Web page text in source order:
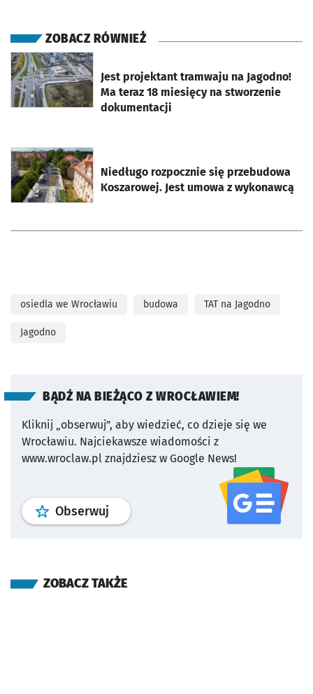
ZOBACZ RÓWNIEŻ
Jest projektant tramwaju na Jagodno!
Ma teraz 18 miesięcy na stworzenie
dokumentacji
otworzy się w nowej karcie
Niedługo rozpocznie się przebudowa
Koszarowej. Jest umowa z wykonawcą
otworzy się w nowej karcie
osiedla we Wrocławiu budowa TAT na Jagodno
Jagodno
BĄDŹ NA BIEŻĄCO Z WROCŁAWIEM!
Kliknij „obserwuj”, aby wiedzieć, co dzieje się we
Wrocławiu. Najciekawsze wiadomości z
www.wroclaw.pl znajdziesz w Google News!
Obserwuj profil serwisu
ZOBACZ TAKŻE